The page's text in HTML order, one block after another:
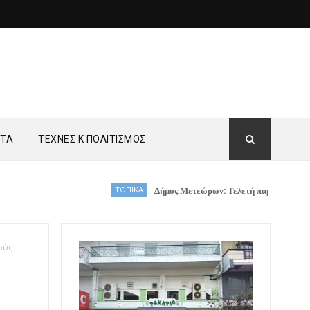
ΤΕΧΝΕΣ Κ ΠΟΛΙΤΙΣΜΟΣ
Δήμος Μετεώρων: Τελετή παραλαβής νέων